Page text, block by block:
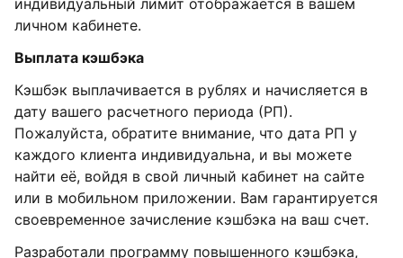
индивидуальный лимит отображается в вашем
личном кабинете.
Выплата кэшбэка
Кэшбэк выплачивается в рублях и начисляется в
дату вашего расчетного периода (РП).
Пожалуйста, обратите внимание, что дата РП у
каждого клиента индивидуальна, и вы можете
найти её, войдя в свой личный кабинет на сайте
или в мобильном приложении. Вам гарантируется
своевременное зачисление кэшбэка на ваш счет.
Разработали программу повышенного кэшбэка,